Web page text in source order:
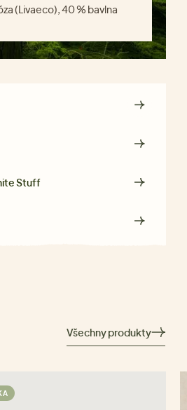
(Livaeco), 40 % bavlna
Stuff
Všechny produkty